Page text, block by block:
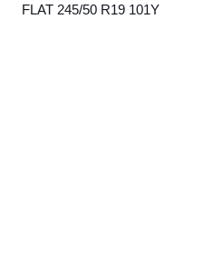
FLAT 245/50 R19 101Y